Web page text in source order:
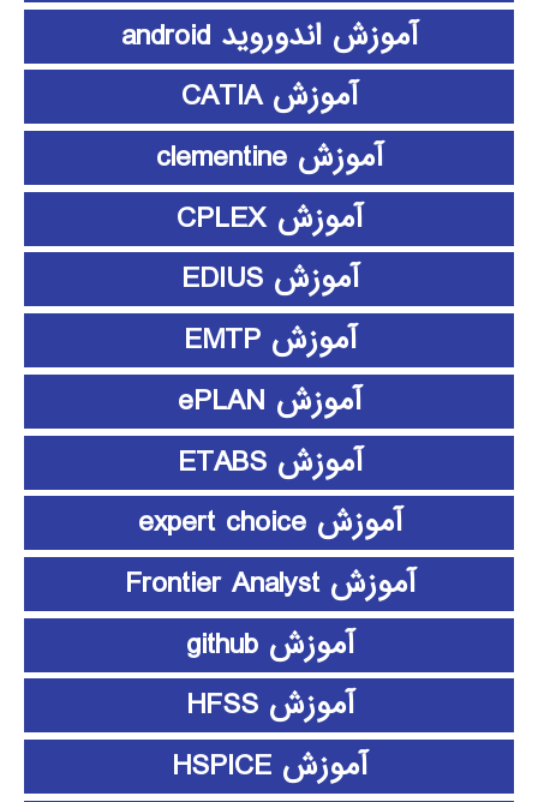
آموزش اندوروید android
آموزش CATIA
آموزش clementine
آموزش CPLEX
آموزش EDIUS
آموزش EMTP
آموزش ePLAN
آموزش ETABS
آموزش expert choice
آموزش Frontier Analyst
آموزش github
آموزش HFSS
آموزش HSPICE